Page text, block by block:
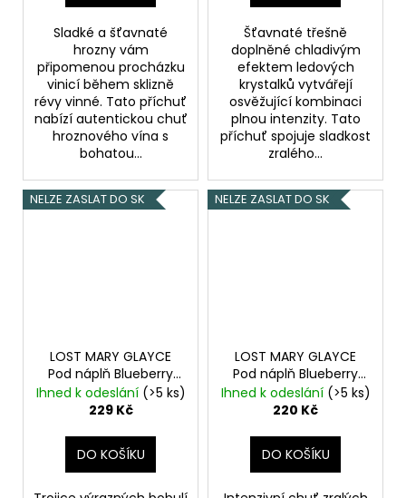
Sladké a šťavnaté
hrozny vám
připomenou procházku
vinicí během sklizně
révy vinné. Tato příchuť
nabízí autentickou chuť
hroznového vína s
bohatou...
Šťavnaté třešně
doplněné chladivým
efektem ledových
krystalků vytvářejí
osvěžující kombinaci
plnou intenzity. Tato
příchuť spojuje sladkost
zralého...
NELZE ZASLAT DO SK
LOST MARY GLAYCE
Pod náplň Blueberry
Cherry Cranberry
20mg 2x2mlBorůvky s
Ihned k odeslání (>5 ks)
229 Kč
DO KOŠÍKU
NELZE ZASLAT DO SK
LOST MARY GLAYCE
Pod náplň Blueberry
20mg 2x2mlBorůvky
Ihned k odeslání (>5 ks)
220 Kč
DO KOŠÍKU